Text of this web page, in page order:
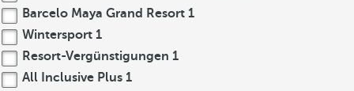
Barcelo Maya Grand Resort 1
Wintersport 1
Resort-Vergünstigungen 1
All Inclusive Plus 1